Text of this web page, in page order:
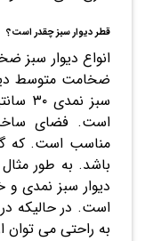
قطر دیوار سبز چقدر است؟
انواع دیوار سبز
است. فضای
مناسب است. که
باشد. به طور
دیوار سبز نمدی
است. در حالیکه
به راحتی می توان